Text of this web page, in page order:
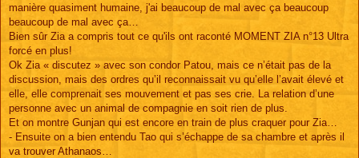
manière quasiment humaine, j'ai beaucoup de mal avec ça beaucoup
beaucoup de mal avec ça…
Bien sûr Zia a compris tout ce qu'ils ont raconté MOMENT ZIA n°13 Ultra
forcé en plus!
Ok Zia « discutez » avec son condor Patou, mais ce n’était pas de la
discussion, mais des ordres qu’il reconnaissait vu qu’elle l’avait élevé et
elle, elle comprenait ses mouvement et pas ses crie. La relation d’une
personne avec un animal de compagnie en soit rien de plus.
Et on montre Gunjan qui est encore en train de plus craquer pour Zia…
- Ensuite on a bien entendu Tao qui s’échappe de sa chambre et après il
va trouver Athanaos…